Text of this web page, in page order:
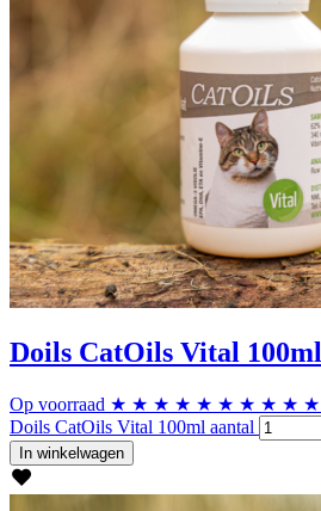
Doils CatOils Vital 100ml
Op voorraad ★ ★ ★ ★ ★ ★ ★ ★ ★ ★
Doils CatOils Vital 100ml aantal
In winkelwagen